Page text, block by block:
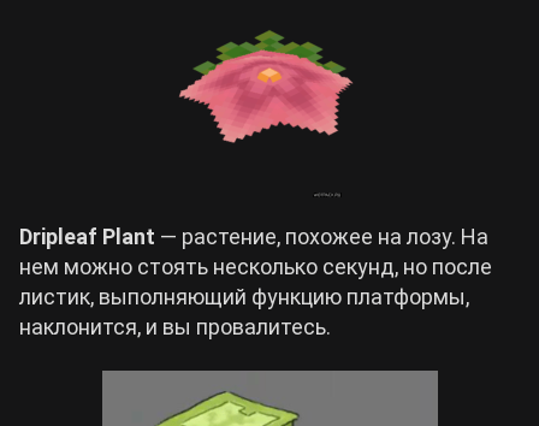
Dripleaf Plant — растение, похожее на лозу. На
нем можно стоять несколько секунд, но после
листик, выполняющий функцию платформы,
наклонится, и вы провалитесь.